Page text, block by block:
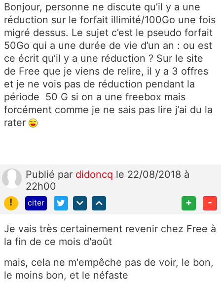
Bonjour, personne ne discute qu’il y a une
réduction sur le forfait illimité/100Go une fois
migré dessus. Le sujet c’est le pseudo forfait
50Go qui a une durée de vie d’un an : ou est
ce écrit qu’il y a une réduction ? Sur le site
de Free que je viens de relire, il y a 3 offres
et je ne vois pas de réduction pendant la
période 50 G si on a une freebox mais
forcément comme je ne sais pas lire j’ai du la
rater
Publié par didoncq le 22/08/2018 à
22h00
!
citer + -
Je vais très certainement revenir chez Free à
la fin de ce mois d'août
mais, cela ne m'empêche pas de voir, le bon,
le moins bon, et le néfaste